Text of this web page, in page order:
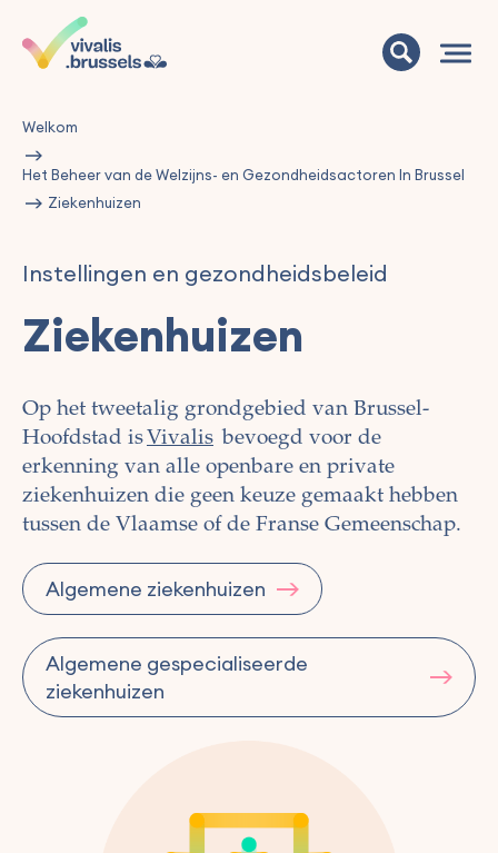
Welkom
Het Beheer van de Welzijns- en Gezondheidsactoren In Brussel
Ziekenhuizen
Instellingen en gezondheidsbeleid
Ziekenhuizen
Op het tweetalig grondgebied van Brussel-
Hoofdstad is Vivalis bevoegd voor de
erkenning van alle openbare en private
ziekenhuizen die geen keuze gemaakt hebben
tussen de Vlaamse of de Franse Gemeenschap.
Algemene ziekenhuizen
Algemene gespecialiseerde
ziekenhuizen